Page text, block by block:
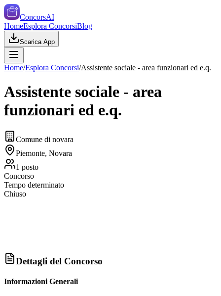
ConcorsAI
HomeEsplora ConcorsiBlog
Scarica App
Home/Esplora Concorsi/Assistente sociale - area funzionari ed e.q.
Assistente sociale - area
funzionari ed e.q.
Comune di novara
Piemonte, Novara
1 posto
Concorso
Tempo determinato
Chiuso
Dettagli del Concorso
Informazioni Generali